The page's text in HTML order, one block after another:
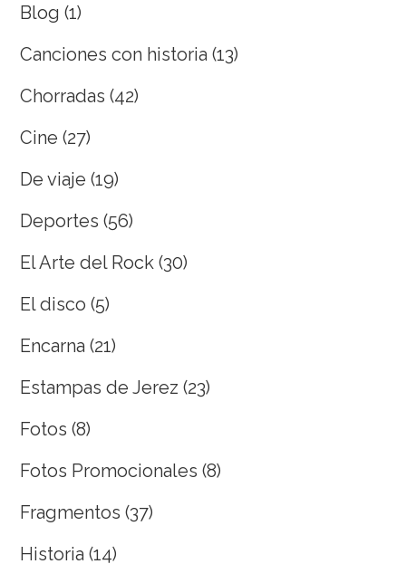
Blog (1)
Canciones con historia (13)
Chorradas (42)
Cine (27)
De viaje (19)
Deportes (56)
El Arte del Rock (30)
El disco (5)
Encarna (21)
Estampas de Jerez (23)
Fotos (8)
Fotos Promocionales (8)
Fragmentos (37)
Historia (14)